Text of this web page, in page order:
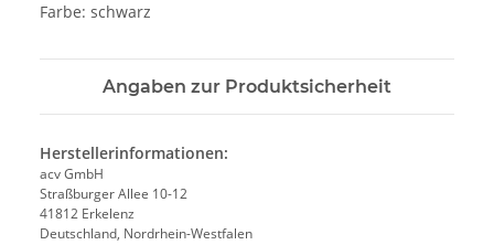
Farbe: schwarz
Angaben zur Produktsicherheit
Herstellerinformationen:
acv GmbH
Straßburger Allee 10-12
41812 Erkelenz
Deutschland, Nordrhein-Westfalen